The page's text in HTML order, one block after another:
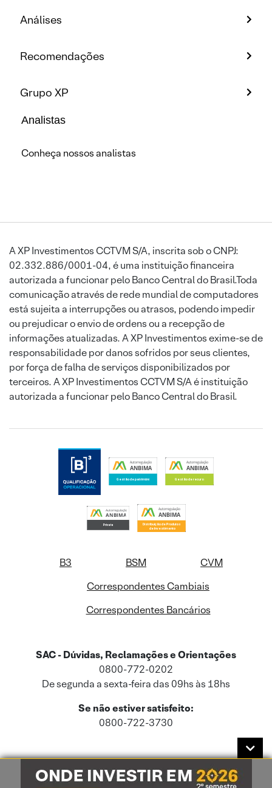
Análises
Recomendações
Grupo XP
Analistas
Conheça nossos analistas
A XP Investimentos CCTVM S/A, inscrita sob o CNPJ:
02.332.886/0001-04, é uma instituição financeira
autorizada a funcionar pelo Banco Central do Brasil.Toda
comunicação através de rede mundial de computadores
está sujeita a interrupções ou atrasos, podendo impedir
ou prejudicar o envio de ordens ou a recepção de
informações atualizadas. A XP Investimentos exime-se de
responsabilidade por danos sofridos por seus clientes,
por força de falha de serviços disponibilizados por
terceiros. A XP Investimentos CCTVM S/A é instituição
autorizada a funcionar pelo Banco Central do Brasil.
B3 BSM
CVM
Correspondentes Cambiais
Correspondentes Bancários
SAC - Dúvidas, Reclamações e Orientações
0800-772-0202
De segunda a sexta-feira das 09hs às 18hs
Se não estiver satisfeito:
0800-722-3730
Este site usa cookies e dados pessoais de acordo com a nossaPolítica de
Cookies
e a nossaPolítica de Privacidade.